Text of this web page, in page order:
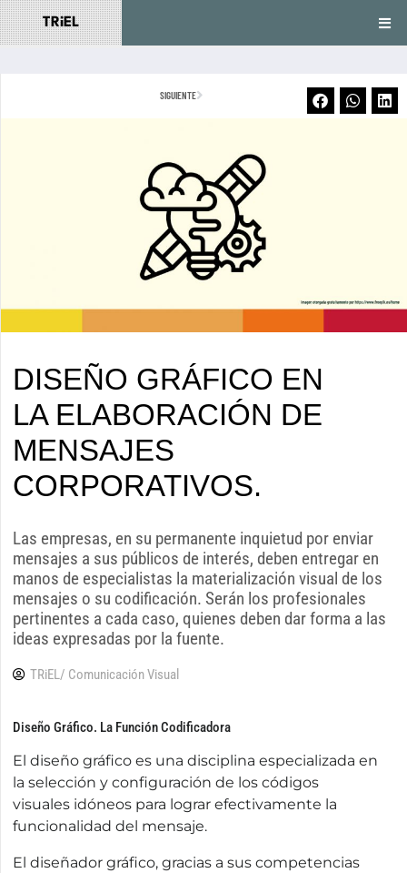
TRiEL
SIGUIENTE
DISEÑO GRÁFICO EN
LA ELABORACIÓN DE
MENSAJES
CORPORATIVOS.
Las empresas, en su permanente inquietud por enviar
mensajes a sus públicos de interés, deben entregar en
manos de especialistas la materialización visual de los
mensajes o su codificación. Serán los profesionales
pertinentes a cada caso, quienes deben dar forma a las
ideas expresadas por la fuente.
TRiEL/ Comunicación Visual
Diseño Gráfico. La Función Codificadora
El diseño gráfico es una disciplina especializada en
la selección y configuración de los códigos
visuales idóneos para lograr efectivamente la
funcionalidad del mensaje.
El diseñador gráfico, gracias a sus competencias